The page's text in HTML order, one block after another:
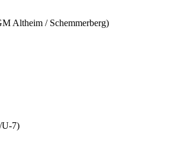
Altheim / Schemmerberg)
U-7)